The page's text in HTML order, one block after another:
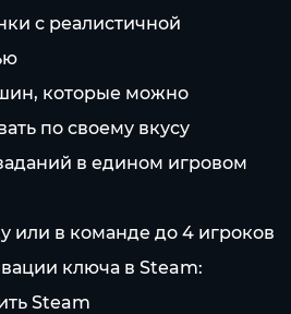
с реалистичной
которые можно
по своему вкусу
в едином игровом
или в команде до 4 игроков
ключа в Steam:
Steam